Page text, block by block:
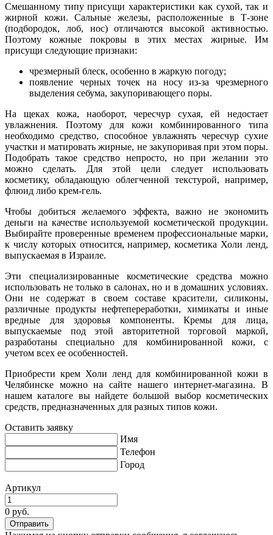
Смешанному типу присущи характеристики как сухой, так и
жирной кожи. Сальные железы, расположенные в Т-зоне
(подбородок, лоб, нос) отличаются высокой активностью.
Поэтому кожные покровы в этих местах жирные. Им
присущи следующие признаки:
чрезмерный блеск, особенно в жаркую погоду;
появление черных точек на носу из-за чрезмерного
выделения себума, закупоривающего поры.
На щеках кожа, наоборот, чересчур сухая, ей недостает
увлажнения. Поэтому для кожи комбинированного типа
необходимо средство, способное увлажнять чересчур сухие
участки и матировать жирные, не закупоривая при этом поры.
Подобрать такое средство непросто, но при желании это
можно сделать. Для этой цели следует использовать
косметику, обладающую облегченной текстурой, например,
флюид либо крем-гель.
Чтобы добиться желаемого эффекта, важно не экономить
деньги на качестве используемой косметической продукции.
Выбирайте проверенные временем профессиональные марки,
к числу которых относится, например, косметика Холи ленд,
выпускаемая в Израиле.
Эти специализированные косметические средства можно
использовать не только в салонах, но и в домашних условиях.
Они не содержат в своем составе красители, силиконы,
различные продукты нефтепереработки, химикаты и иные
вредные для здоровья компоненты. Кремы для лица,
выпускаемые под этой авторитетной торговой маркой,
разработаны специально для комбинированной кожи, с
учетом всех ее особенностей.
Приобрести крем Холи ленд для комбинированной кожи в
Челябинске можно на сайте нашего интернет-магазина. В
нашем каталоге вы найдете большой выбор косметических
средств, предназначенных для разных типов кожи.
Оставить заявку
Имя
Телефон
Город
Артикул
0 руб.